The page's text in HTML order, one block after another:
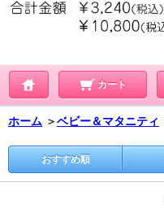
カート
ホーム ＞ベビー＆マタニティ
おすすめ順